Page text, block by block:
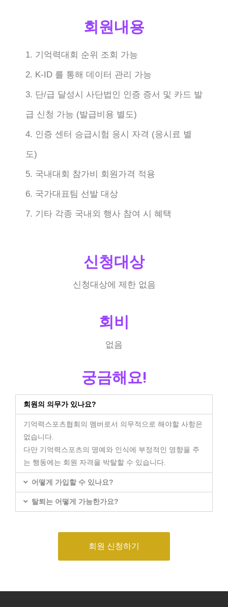
회원내용
1. 기억력대회 순위 조회 가능
2. K-ID 를 통해 데이터 관리 가능
3. 단/급 달성시 사단법인 인증 증서 및 카드 발
급 신청 가능 (발급비용 별도)
4. 인증 센터 승급시험 응시 자격 (응시료 별
도)
5. 국내대회 참가비 회원가격 적용
6. 국가대표팀 선발 대상
7. 기타 각종 국내외 행사 참여 시 혜택
신청대상
신청대상에 제한 없음
회비
없음
궁금해요!
회원의 의무가 있나요?
기억력스포츠협회의 멤버로서 의무적으로 해야할 사항은
없습니다.
다만 기억력스포츠의 명예와 인식에 부정적인 영향을 주
는 행동에는 회원 자격을 박탈할 수 있습니다.
어떻게 가입할 수 있나요?
탈퇴는 어떻게 가능한가요?
회원 신청하기